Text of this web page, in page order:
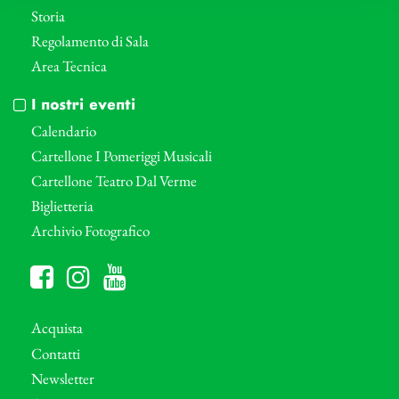
Storia
Regolamento di Sala
Area Tecnica
I nostri eventi
Calendario
Cartellone I Pomeriggi Musicali
Cartellone Teatro Dal Verme
Biglietteria
Archivio Fotografico
Acquista
Contatti
Newsletter